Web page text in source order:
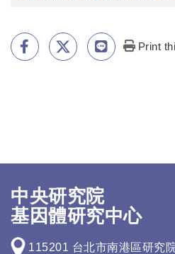
Print
中央研究院
基因體研究中心
115201 台北市南港區研究